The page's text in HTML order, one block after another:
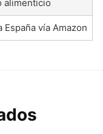
alimenticio
vía Amazon